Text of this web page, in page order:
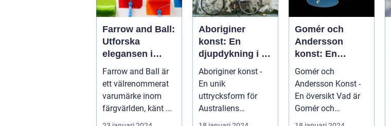
Farrow and Ball:
Utforska
elegansen i
varumärkets
färger
Farrow and Ball är
ett välrenommerat
varumärke inom
färgvärlden, känt ...
Aboriginer
konst: En
djupdykning i en
unik konstform
Aboriginer konst -
En unik
uttrycksform för
Australiens
urinvånare
Gomér och
Andersson
konst: En
fördjupande
översikt
Gomér och
Andersson Konst -
En översikt Vad är
Gomér och